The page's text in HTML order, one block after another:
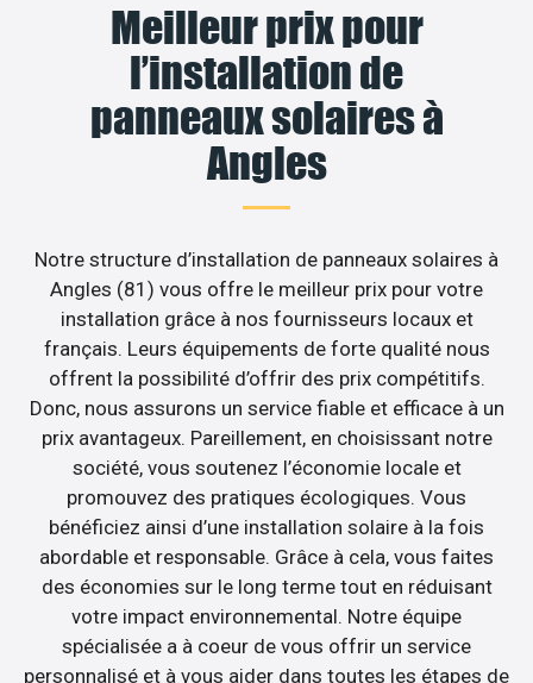
Meilleur prix pour
l’installation de
panneaux solaires à
Angles
Notre structure d’installation de panneaux solaires à
Angles (81) vous offre le meilleur prix pour votre
installation grâce à nos fournisseurs locaux et
français. Leurs équipements de forte qualité nous
offrent la possibilité d’offrir des prix compétitifs.
Donc, nous assurons un service fiable et efficace à un
prix avantageux. Pareillement, en choisissant notre
société, vous soutenez l’économie locale et
promouvez des pratiques écologiques. Vous
bénéficiez ainsi d’une installation solaire à la fois
abordable et responsable. Grâce à cela, vous faites
des économies sur le long terme tout en réduisant
votre impact environnemental. Notre équipe
spécialisée a à coeur de vous offrir un service
personnalisé et à vous aider dans toutes les étapes de